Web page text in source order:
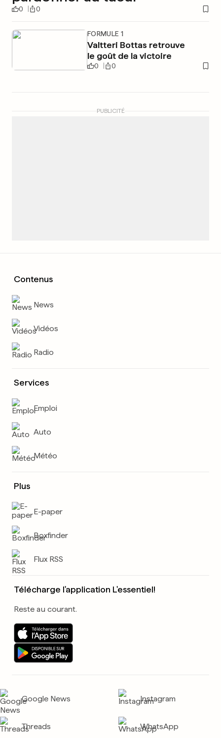
0 0
FORMULE 1
Valtteri Bottas retrouve
le goût de la victoire
0 0
PUBLICITÉ
Contenus
News
Vidéos
Radio
Services
Emploi
Auto
Météo
Plus
E-paper
Boxfinder
Flux RSS
Télécharge l'application L'essentiel!
Reste au courant.
Google News Instagram
Threads WhatsApp